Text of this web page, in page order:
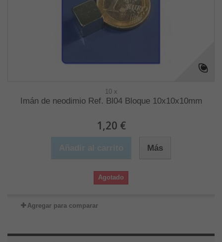
10 x
Imán de neodimio Ref. Bl04 Bloque 10x10x10mm
1,20 €
Más
Agotado
Agregar para comparar